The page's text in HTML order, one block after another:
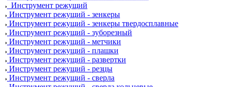
Инструмент режущий
Инструмент режущий - зенкеры
Инструмент режущий - зенкеры твердосплавные
Инструмент режущий - зуборезный
Инструмент режущий - метчики
Инструмент режущий - плашки
Инструмент режущий - развертки
Инструмент режущий - резцы
Инструмент режущий - сверла